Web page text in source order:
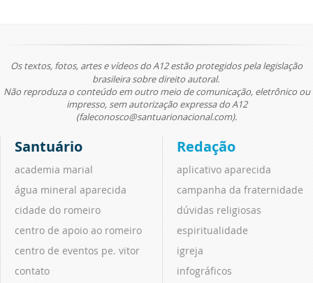
Os textos, fotos, artes e vídeos do A12 estão protegidos pela legislação
brasileira sobre direito autoral.
Não reproduza o conteúdo em outro meio de comunicação, eletrônico ou
impresso, sem autorização expressa do A12
(faleconosco@santuarionacional.com).
Santuário
academia marial
água mineral aparecida
cidade do romeiro
centro de apoio ao romeiro
centro de eventos pe. vitor
contato
Redação
aplicativo aparecida
campanha da fraternidade
dúvidas religiosas
espiritualidade
igreja
infográficos